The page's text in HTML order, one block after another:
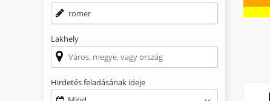
Lakhely
Hirdetés feladásának ideje